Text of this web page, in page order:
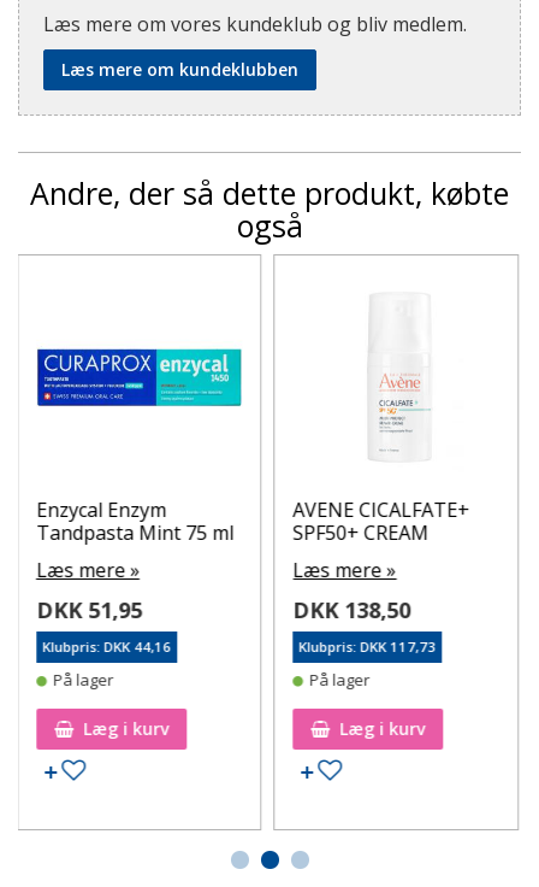
Læs mere om vores kundeklub og bliv medlem.
Læs mere om kundeklubben
Andre, der så dette produkt, købte
også
Enzycal Enzym
Tandpasta Mint 75 ml
Læs mere »
DKK 51,95
Klubpris: DKK 44,16
På lager
Læg i kurv
Tilføj til ønskeseddel
AVENE CICALFATE+
SPF50+ CREAM
Læs mere »
DKK 138,50
Klubpris: DKK 117,73
På lager
Læg i kurv
Tilføj til ønskeseddel